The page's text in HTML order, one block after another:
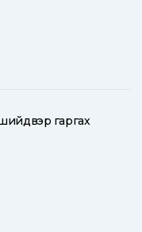
гаргах